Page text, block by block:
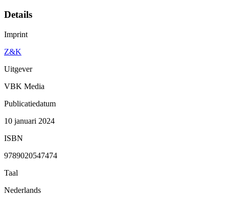
Details
Imprint
Z&K
Uitgever
VBK Media
Publicatiedatum
10 januari 2024
ISBN
9789020547474
Taal
Nederlands